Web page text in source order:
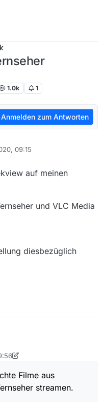
1.0k 1
Anmelden zum Antworten
09:15
auf meinen
und VLC Media
diesbezüglich
den Fernseher und VLC
Hilfestellung
Filme aus
streamen.